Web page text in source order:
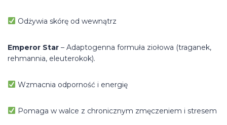
Odżywia skórę od wewnątrz
Emperor Star – Adaptogenna formuła ziołowa (traganek,
rehmannia, eleuterokok).
Wzmacnia odporność i energię
Pomaga w walce z chronicznym zmęczeniem i stresem